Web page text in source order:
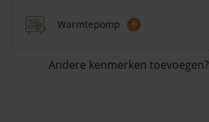
Warmtepomp +
Andere kenmerken toevoegen?